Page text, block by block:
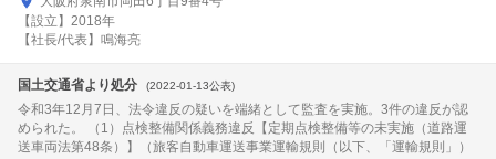
【設立】2018年
【社長/代表】鳴海亮
国土交通省より処分 (2022-01-13公表)
令和3年12月7日、法令違反の疑いを端緒として監査を実施。3件の違反が認
められた。 （1）点検整備関係義務違反【定期点検整備等の未実施（道路運
送車両法第48条）】（旅客自動車運送事業運輸規則（以下、「運輸規則」）